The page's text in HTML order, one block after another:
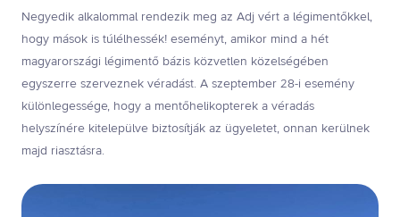
Negyedik alkalommal rendezik meg az Adj vért a légimentőkkel,
hogy mások is túlélhessék! eseményt, amikor mind a hét
magyarországi légimentő bázis közvetlen közelségében
egyszerre szerveznek véradást. A szeptember 28-i esemény
különlegessége, hogy a mentőhelikopterek a véradás
helyszínére kitelepülve biztosítják az ügyeletet, onnan kerülnek
majd riasztásra.